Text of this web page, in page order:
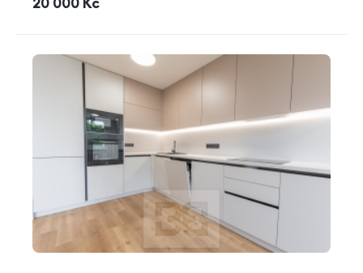
20 000 Kč